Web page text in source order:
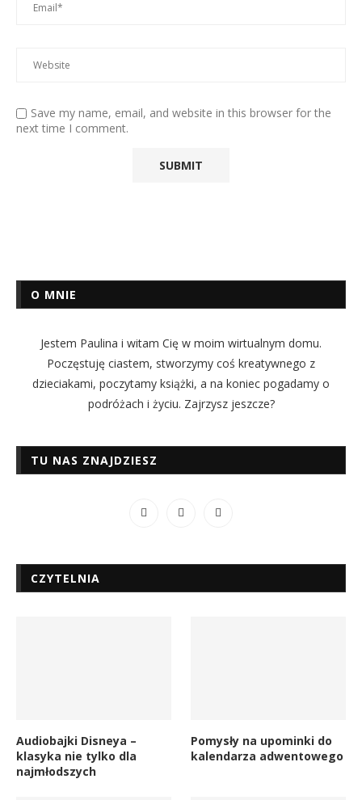
Save my name, email, and website in this browser for the
next time I comment.
O MNIE
Jestem Paulina i witam Cię w moim wirtualnym domu.
Poczęstuję ciastem, stworzymy coś kreatywnego z
dzieciakami, poczytamy książki, a na koniec pogadamy o
podróżach i życiu. Zajrzysz jeszcze?
TU NAS ZNAJDZIESZ
CZYTELNIA
Audiobajki Disneya –
klasyka nie tylko dla
najmłodszych
Pomysły na upominki do
kalendarza adwentowego